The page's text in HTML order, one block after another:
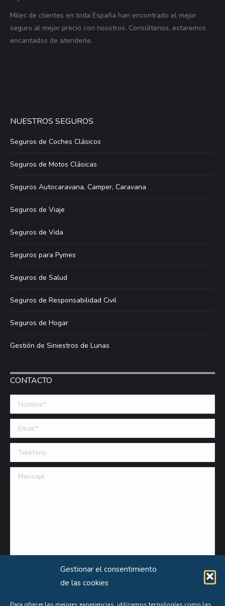
Gestionar el consentimiento
de las cookies
Miles de clientes en toda España han encontrado el mejor
seguro al mejor precio con nosotros. Consúltenos, estaremos
encantados de atenderle.
NUESTROS SEGUROS
Seguros de Coches Clásicos
Seguros de Motos Clásicas
Seguros Autocaravana, Camper, Caravana
Seguros de Viaje
Seguros de Vida
Seguros para Pymes
Seguros de Salud
Seguros de Responsabilidad Civil
Seguros de Hogar
Gestión de Siniestros de Lunas
CONTACTO
Nombre *
Email (requerido)
Teléfono
Mensaje